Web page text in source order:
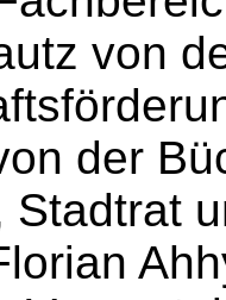
von
der
Stadtrat